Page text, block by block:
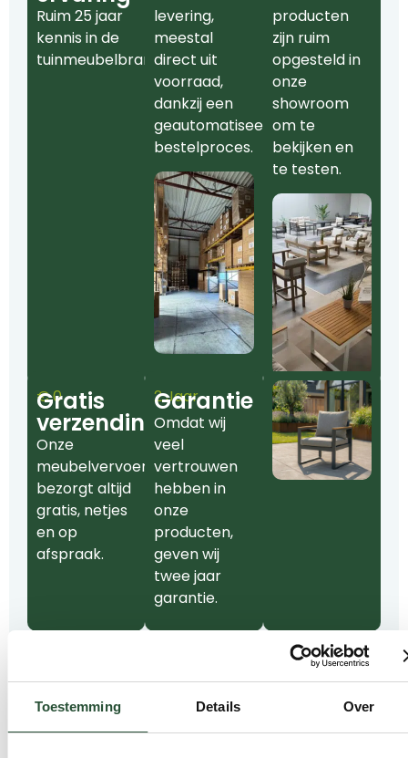
Toestemming Details Over
Ruim 25 jaar
kennis in de
tuinmeubelbranche.
levering,
meestal
direct uit
voorraad,
dankzij een
geautomatiseerd
bestelproces.
producten
zijn ruim
opgesteld in
onze
showroom
om te
bekijken en
te testen.
€ 0
Gratis
verzending
Onze
meubelvervoerder
bezorgt altijd
gratis, netjes
en op
afspraak.
2 Jaar
Garantie
Omdat wij
veel
vertrouwen
hebben in
onze
producten,
geven wij
twee jaar
garantie.
DUURZAAMHEID & CERTIFICATEN
Kwaliteit die rekening
houdt met morgen